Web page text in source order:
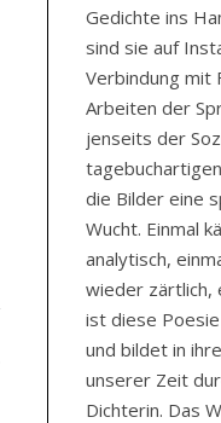
Gedichte ins
sind sie auf
Verbindung mit
Arbeiten der
jenseits der
die Bilder eine
Wucht. Einmal
analytisch,
wieder zärtlich,
ist diese
und bildet in
unserer Zeit
Dichterin. Das